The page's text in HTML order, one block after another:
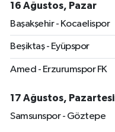
16 Ağustos, Pazar
Başakşehir - Kocaelispor
Beşiktaş - Eyüpspor
Amed - Erzurumspor FK
17 Ağustos, Pazartesi
Samsunspor - Göztepe